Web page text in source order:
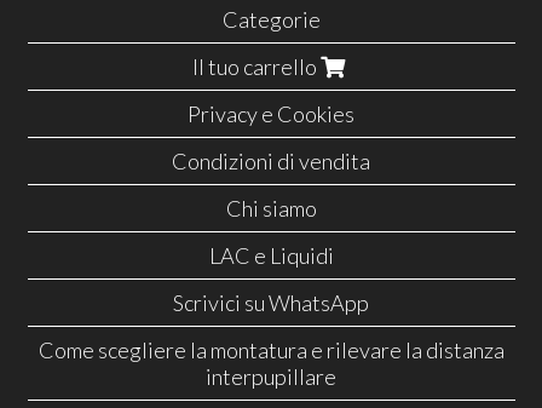
Categorie
Il tuo carrello
Privacy e Cookies
Condizioni di vendita
Chi siamo
LAC e Liquidi
Scrivici su WhatsApp
Come scegliere la montatura e rilevare la distanza
interpupillare